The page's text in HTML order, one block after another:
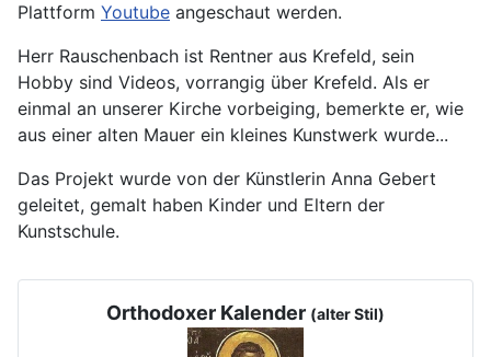
Plattform Youtube angeschaut werden.
Herr Rauschenbach ist Rentner aus Krefeld, sein
Hobby sind Videos, vorrangig über Krefeld. Als er
einmal an unserer Kirche vorbeiging, bemerkte er, wie
aus einer alten Mauer ein kleines Kunstwerk wurde...
Das Projekt wurde von der Künstlerin Anna Gebert
geleitet, gemalt haben Kinder und Eltern der
Kunstschule.
Orthodoxer Kalender (alter Stil)